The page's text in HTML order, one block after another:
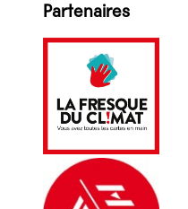
Partenaires